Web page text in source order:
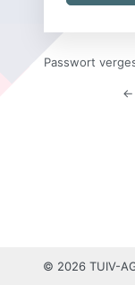
Passwort
←
© 2026 TUIV-